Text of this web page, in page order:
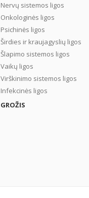
Nervų sistemos ligos
Onkologinės ligos
Psichinės ligos
Širdies ir kraujagyslių ligos
Šlapimo sistemos ligos
Vaikų ligos
Virškinimo sistemos ligos
Infekcinės ligos
GROŽIS